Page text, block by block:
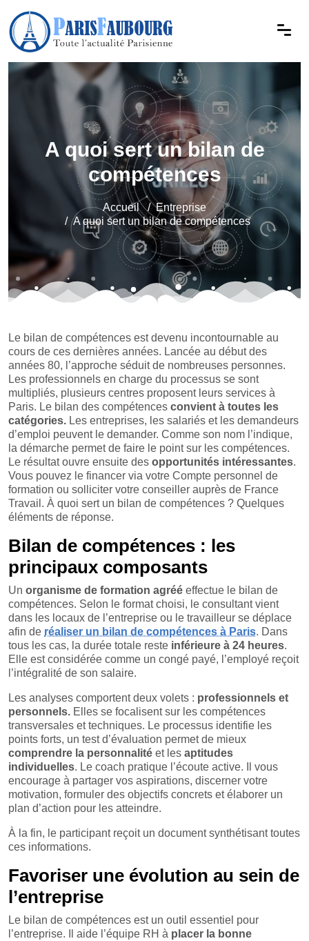
A quoi sert un bilan de
compétences
Accueil
Entreprise
A quoi sert un bilan de compétences
Le bilan de compétences est devenu incontournable au
cours de ces dernières années. Lancée au début des
années 80, l’approche séduit de nombreuses personnes.
Les professionnels en charge du processus se sont
multipliés, plusieurs centres proposent leurs services à
Paris. Le bilan des compétences convient à toutes les
catégories. Les entreprises, les salariés et les demandeurs
d’emploi peuvent le demander. Comme son nom l’indique,
la démarche permet de faire le point sur les compétences.
Le résultat ouvre ensuite des opportunités intéressantes.
Vous pouvez le financer via votre Compte personnel de
formation ou solliciter votre conseiller auprès de France
Travail. À quoi sert un bilan de compétences ? Quelques
éléments de réponse.
Bilan de compétences : les
principaux composants
Un organisme de formation agréé effectue le bilan de
compétences. Selon le format choisi, le consultant vient
dans les locaux de l’entreprise ou le travailleur se déplace
afin de réaliser un bilan de compétences à Paris. Dans
tous les cas, la durée totale reste inférieure à 24 heures.
Elle est considérée comme un congé payé, l’employé reçoit
l’intégralité de son salaire.
Les analyses comportent deux volets : professionnels et
personnels. Elles se focalisent sur les compétences
transversales et techniques. Le processus identifie les
points forts, un test d’évaluation permet de mieux
comprendre la personnalité et les aptitudes
individuelles. Le coach pratique l’écoute active. Il vous
encourage à partager vos aspirations, discerner votre
motivation, formuler des objectifs concrets et élaborer un
plan d’action pour les atteindre.
À la fin, le participant reçoit un document synthétisant toutes
ces informations.
Favoriser une évolution au sein de
l’entreprise
Le bilan de compétences est un outil essentiel pour
l’entreprise. Il aide l’équipe RH à placer la bonne